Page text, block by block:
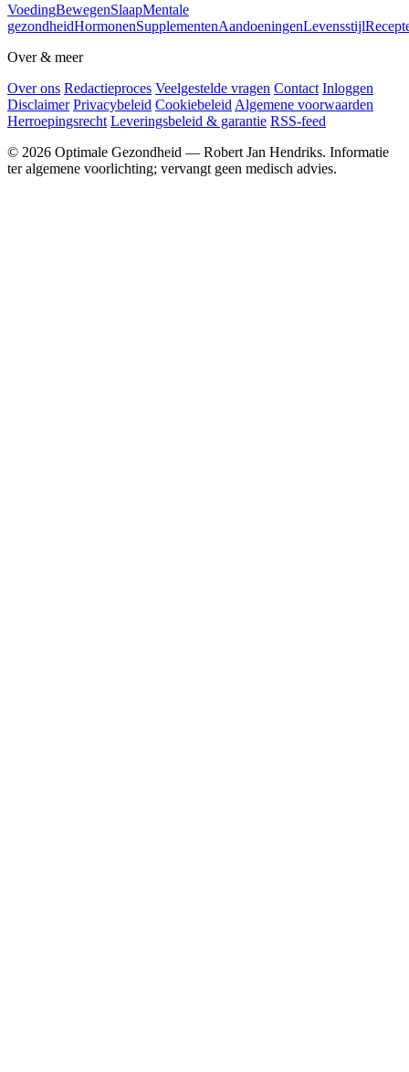
VoedingBewegenSlaapMentale
gezondheidHormonenSupplementenAandoeningenLevensstijl
Over & meer
Over ons Redactieproces Veelgestelde vragen Contact Inloggen
Disclaimer Privacybeleid Cookiebeleid Algemene voorwaarden
Herroepingsrecht Leveringsbeleid & garantie RSS-feed
© 2026 Optimale Gezondheid — Robert Jan Hendriks. Informatie
ter algemene voorlichting; vervangt geen medisch advies.